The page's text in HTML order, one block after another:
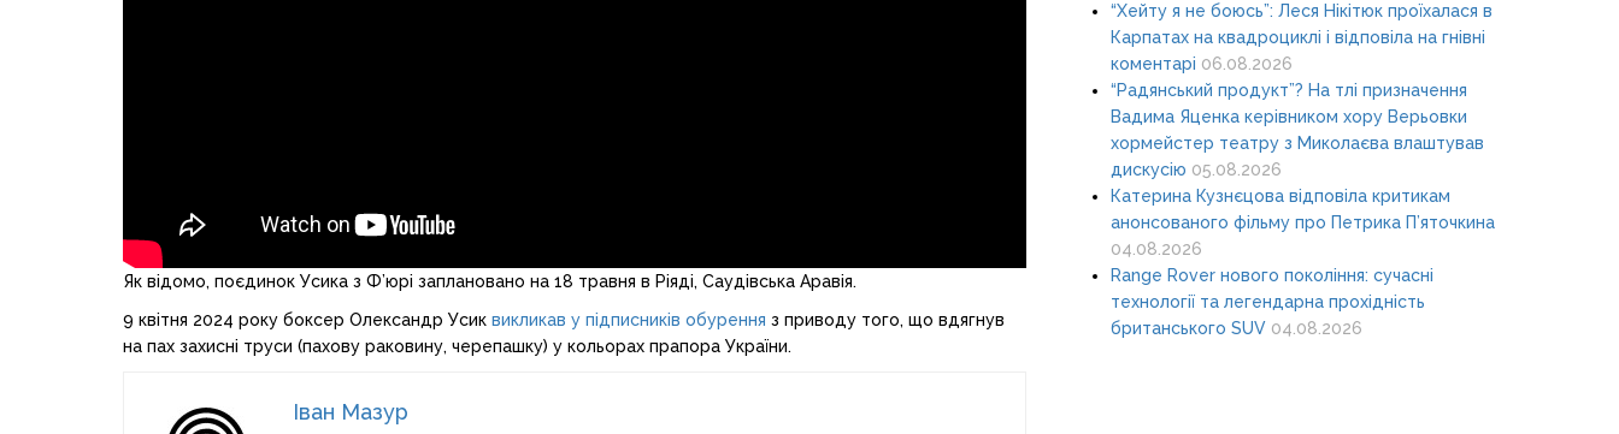
Як відомо, поєдинок Усика з Ф’юрі заплановано на 18 травня в Ріяді, Саудівська Аравія.
9 квітня 2024 року боксер Олександр Усик викликав у підписників обурення з приводу того, що вдягнув
на пах захисні труси (пахову раковину, черепашку) у кольорах прапора України.
Іван Мазур
“Хейту я не боюсь”: Леся Нікітюк проїхалася в
Карпатах на квадроциклі і відповіла на гнівні
коментарі 06.08.2026
“Радянський продукт”? На тлі призначення
Вадима Яценка керівником хору Верьовки
хормейстер театру з Миколаєва влаштував
дискусію 05.08.2026
Катерина Кузнєцова відповіла критикам
анонсованого фільму про Петрика П’яточкина
04.08.2026
Range Rover нового покоління: сучасні
технології та легендарна прохідність
британського SUV 04.08.2026